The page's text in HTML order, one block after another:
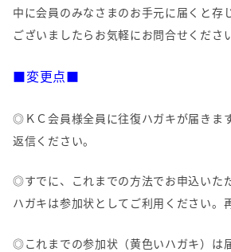
中に会員のみなさまのお手元に届くと存
ございましたらお気軽にお問合せください
■変更点■
◎ＫＣ会員様全員に往復ハガキが届きま
返信ください。
◎すでに、これまでの方法でお申込いた
ハガキは参加状としてご利用ください。
◎これまでの参加状（黄色いハガキ）は